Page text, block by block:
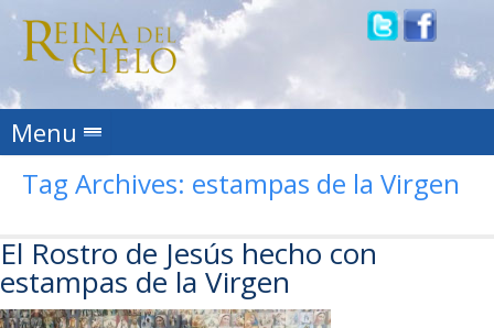
Menu Skip to content
Tag Archives: estampas de la Virgen
El Rostro de Jesús hecho con
estampas de la Virgen